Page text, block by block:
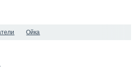
Ойка